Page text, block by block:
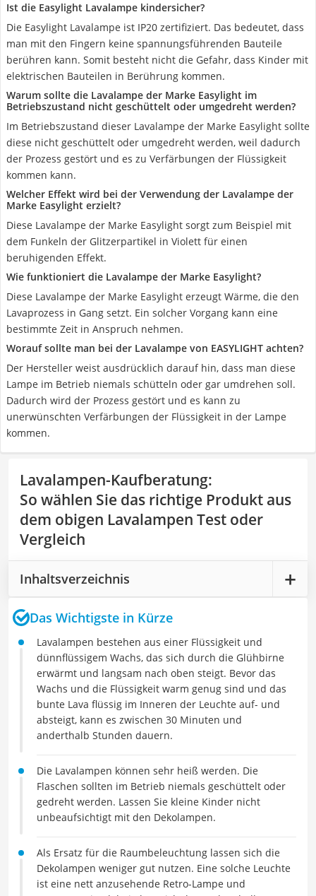
Ist die Easylight Lavalampe kindersicher?
Die Easylight Lavalampe ist IP20 zertifiziert. Das bedeutet, dass
man mit den Fingern keine spannungsführenden Bauteile
berühren kann. Somit besteht nicht die Gefahr, dass Kinder mit
elektrischen Bauteilen in Berührung kommen.
Warum sollte die Lavalampe der Marke Easylight im
Betriebszustand nicht geschüttelt oder umgedreht werden?
Im Betriebszustand dieser Lavalampe der Marke Easylight sollte
diese nicht geschüttelt oder umgedreht werden, weil dadurch
der Prozess gestört und es zu Verfärbungen der Flüssigkeit
kommen kann.
Welcher Effekt wird bei der Verwendung der Lavalampe der
Marke Easylight erzielt?
Diese Lavalampe der Marke Easylight sorgt zum Beispiel mit
dem Funkeln der Glitzerpartikel in Violett für einen
beruhigenden Effekt.
Wie funktioniert die Lavalampe der Marke Easylight?
Diese Lavalampe der Marke Easylight erzeugt Wärme, die den
Lavaprozess in Gang setzt. Ein solcher Vorgang kann eine
bestimmte Zeit in Anspruch nehmen.
Worauf sollte man bei der Lavalampe von EASYLIGHT achten?
Der Hersteller weist ausdrücklich darauf hin, dass man diese
Lampe im Betrieb niemals schütteln oder gar umdrehen soll.
Dadurch wird der Prozess gestört und es kann zu
unerwünschten Verfärbungen der Flüssigkeit in der Lampe
kommen.
Lavalampen-Kaufberatung:
So wählen Sie das richtige Produkt aus
dem obigen Lavalampen Test oder
Vergleich
Inhaltsverzeichnis
Das Wichtigste in Kürze
Lavalampen bestehen aus einer Flüssigkeit und
dünnflüssigem Wachs, das sich durch die Glühbirne
erwärmt und langsam nach oben steigt. Bevor das
Wachs und die Flüssigkeit warm genug sind und das
bunte Lava flüssig im Inneren der Leuchte auf- und
absteigt, kann es zwischen 30 Minuten und
anderthalb Stunden dauern.
Die Lavalampen können sehr heiß werden. Die
Flaschen sollten im Betrieb niemals geschüttelt oder
gedreht werden. Lassen Sie kleine Kinder nicht
unbeaufsichtigt mit den Dekolampen.
Als Ersatz für die Raumbeleuchtung lassen sich die
Dekolampen weniger gut nutzen. Eine solche Leuchte
ist eine nett anzusehende Retro-Lampe und